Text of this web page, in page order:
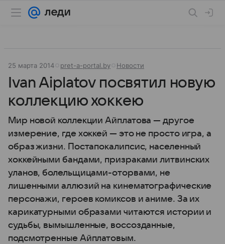
25 марта 2014 pret-a-portal.by Новости
Ivan Aiplatov посвятил новую
коллекцию хоккею
Мир новой коллекции Айплатова — другое
измерение, где хоккей — это не просто игра, а
образ жизни. Постапокалипсис, населенный
хоккейными бандами, призраками литвинских
уланов, болельщицами-оторвами, не
лишенными аллюзий на кинематографические
персонажи, героев комиксов и аниме. За их
карикатурными образами читаются истории и
судьбы, вымышленные, воссозданные,
подсмотренные Айплатовым.